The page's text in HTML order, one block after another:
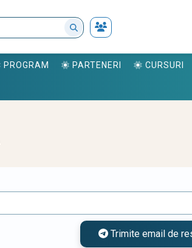
PROGRAM PARTENERI CURSURI
Trimite email de